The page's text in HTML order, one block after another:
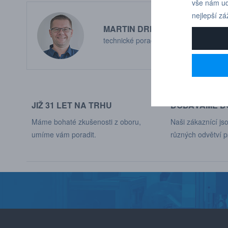
MARTIN DRHOLEC
technické poradenství
JIŽ 31 LET NA TRHU
Máme bohaté zkušenosti z oboru,
umíme vám poradit.
DODÁVÁME
Naši zákaznící
různých odvětví
vše nám
nejlepší